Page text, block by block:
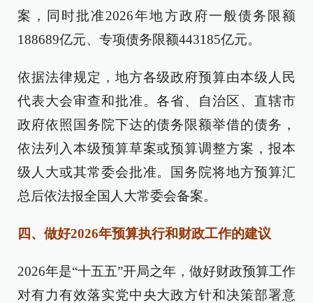
案，同时批准2026年地方政府一般债务限额
188689亿元、专项债务限额443185亿元。
依据法律规定，地方各级政府预算由本级人民
代表大会审查和批准。各省、自治区、直辖市
政府依照国务院下达的债务限额举借的债务，
依法列入本级预算草案或预算调整方案，报本
级人大或其常委会批准。国务院将地方预算汇
总后依法报全国人大常委会备案。
四、做好2026年预算执行和财政工作的建议
2026年是“十五五”开局之年，做好财政预算工作
对有力有效落实党中央大政方针和决策部署意